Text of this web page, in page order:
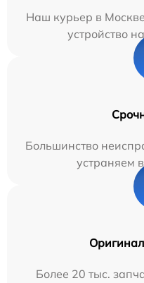
Наш курьер в
устройство
Большинство
устраняем
Более 20 тыс.